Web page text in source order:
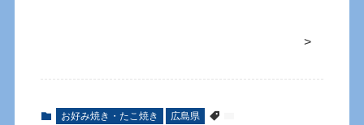
>
お好み焼き・たこ焼き 広島県